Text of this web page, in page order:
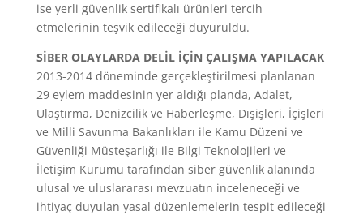
ise yerli güvenlik sertifikalı ürünleri tercih
etmelerinin teşvik edileceği duyuruldu.
SİBER OLAYLARDA DELİL İÇİN ÇALIŞMA YAPILACAK
2013-2014 döneminde gerçekleştirilmesi planlanan
29 eylem maddesinin yer aldığı planda, Adalet,
Ulaştırma, Denizcilik ve Haberleşme, Dışişleri, İçişleri
ve Milli Savunma Bakanlıkları ile Kamu Düzeni ve
Güvenliği Müsteşarlığı ile Bilgi Teknolojileri ve
İletişim Kurumu tarafından siber güvenlik alanında
ulusal ve uluslararası mevzuatın inceleneceği ve
ihtiyaç duyulan yasal düzenlemelerin tespit edileceği